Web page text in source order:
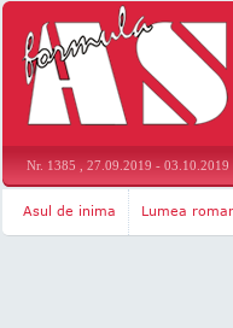
Nr. 1385 , 27.09.2019 - 03.10.2019
Asul de inima Lumea